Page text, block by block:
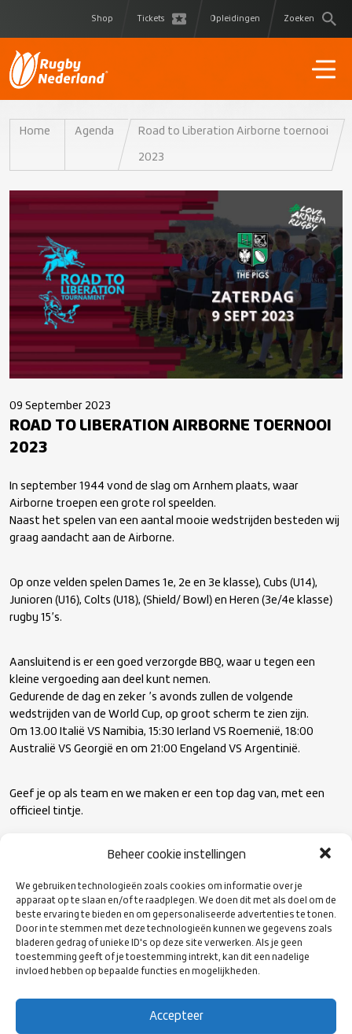
Beheer cookie instellingen
We gebruiken technologieën zoals cookies om informatie over je
apparaat op te slaan en/of te raadplegen. We doen dit met als doel om de
beste ervaring te bieden en om gepersonaliseerde advertenties te tonen.
Door in te stemmen met deze technologieën kunnen we gegevens zoals
bladeren gedrag of unieke ID's op deze site verwerken. Als je geen
toestemming geeft of je toestemming intrekt, kan dit een nadelige
invloed hebben op bepaalde functies en mogelijkheden.
Accepteer
Shop Tickets Opleidingen Zoeken
Home Agenda Road to Liberation Airborne toernooi
2023
09 September 2023
ROAD TO LIBERATION AIRBORNE TOERNOOI
2023
In september 1944 vond de slag om Arnhem plaats, waar
Airborne troepen een grote rol speelden.
Naast het spelen van een aantal mooie wedstrijden besteden wij
graag aandacht aan de Airborne.
Op onze velden spelen Dames 1 e, 2e en 3e klasse), Cubs (U14),
Junioren (U16), Colts (U18), (Shield/ Bowl) en Heren (3e/4e klasse)
rugby 15’s.
Aansluitend is er een goed verzorgde BBQ, waar u tegen een
kleine vergoeding aan deel kunt nemen.
Gedurende de dag en zeker ’s avonds zullen de volgende
wedstrijden van de World Cup, op groot scherm te zien zijn.
Om 13.00 Italië VS Namibia, 15:30 Ierland VS Roemenië, 18:00
Australië VS Georgië en om 21:00 Engeland VS Argentinië.
Geef je op als team en we maken er een top dag van, met een
officieel tintje.
https://airbornetoernooi.nl/#signup
Kosten per team: €100,- excl. BBQ,
Jeugdteams €75,- excl. BBQ,
Na aanmelding zal de contactpersoon een factuur ontvangen.
De aanmelding is definitief, nadat deze voldaan is.
Kosten voor de BBQ zullen €12,50 pp bedragen.
ontvangen.